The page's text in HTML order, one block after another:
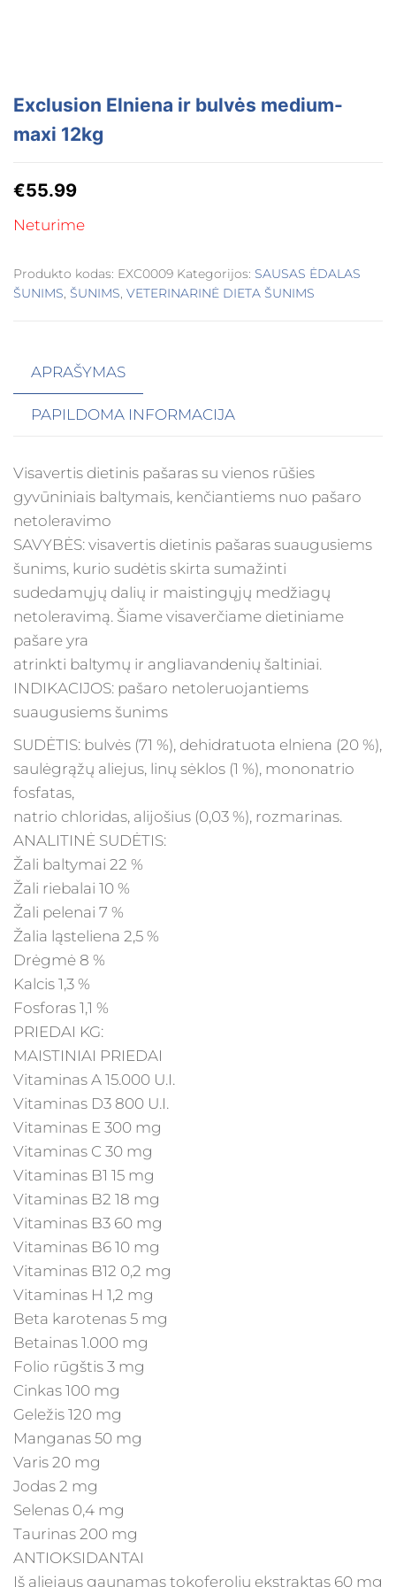
Exclusion Elniena ir bulvės medium-
maxi 12kg
€55.99
Neturime
Produkto kodas: EXC0009 Kategorijos: SAUSAS ĖDALAS
ŠUNIMS, ŠUNIMS, VETERINARINĖ DIETA ŠUNIMS
APRAŠYMAS
PAPILDOMA INFORMACIJA
Visavertis dietinis pašaras su vienos rūšies
gyvūniniais baltymais, kenčiantiems nuo pašaro
netoleravimo
SAVYBĖS: visavertis dietinis pašaras suaugusiems
šunims, kurio sudėtis skirta sumažinti
sudedamųjų dalių ir maistingųjų medžiagų
netoleravimą. Šiame visaverčiame dietiniame
pašare yra
atrinkti baltymų ir angliavandenių šaltiniai.
INDIKACIJOS: pašaro netoleruojantiems
suaugusiems šunims
SUDĖTIS: bulvės (71 %), dehidratuota elniena (20 %),
saulėgrąžų aliejus, linų sėklos (1 %), mononatrio
fosfatas,
natrio chloridas, alijošius (0,03 %), rozmarinas.
ANALITINĖ SUDĖTIS:
Žali baltymai 22 %
Žali riebalai 10 %
Žali pelenai 7 %
Žalia ląsteliena 2,5 %
Drėgmė 8 %
Kalcis 1,3 %
Fosforas 1,1 %
PRIEDAI KG:
MAISTINIAI PRIEDAI
Vitaminas A 15.000 U.I.
Vitaminas D3 800 U.I.
Vitaminas E 300 mg
Vitaminas C 30 mg
Vitaminas B1 15 mg
Vitaminas B2 18 mg
Vitaminas B3 60 mg
Vitaminas B6 10 mg
Vitaminas B12 0,2 mg
Vitaminas H 1,2 mg
Beta karotenas 5 mg
Betainas 1.000 mg
Folio rūgštis 3 mg
Cinkas 100 mg
Geležis 120 mg
Manganas 50 mg
Varis 20 mg
Jodas 2 mg
Selenas 0,4 mg
Taurinas 200 mg
ANTIOKSIDANTAI
Iš aliejaus gaunamas tokoferolių ekstraktas 60 mg